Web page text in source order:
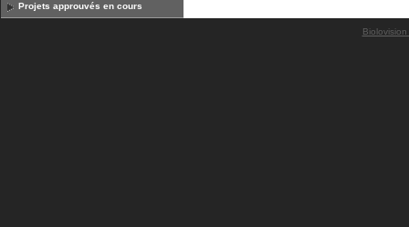
Projets approuvés en cours
Biolovision